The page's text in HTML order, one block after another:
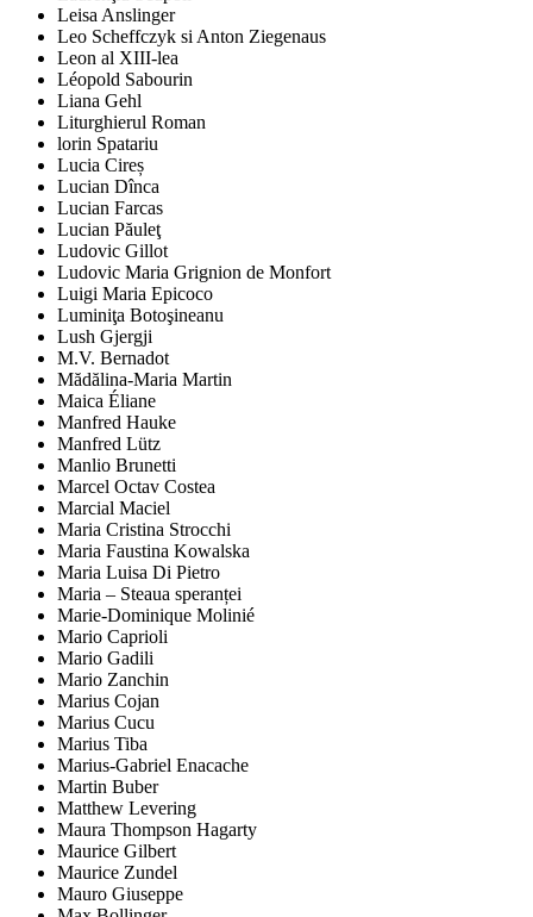
Leisa Anslinger
Leo Scheffczyk si Anton Ziegenaus
Leon al XIII-lea
Léopold Sabourin
Liana Gehl
Liturghierul Roman
lorin Spatariu
Lucia Cireș
Lucian Dînca
Lucian Farcas
Lucian Păuleţ
Ludovic Gillot
Ludovic Maria Grignion de Monfort
Luigi Maria Epicoco
Luminiţa Botoşineanu
Lush Gjergji
M.V. Bernadot
Mădălina-Maria Martin
Maica Éliane
Manfred Hauke
Manfred Lütz
Manlio Brunetti
Marcel Octav Costea
Marcial Maciel
Maria Cristina Strocchi
Maria Faustina Kowalska
Maria Luisa Di Pietro
Maria – Steaua speranței
Marie-Dominique Molinié
Mario Caprioli
Mario Gadili
Mario Zanchin
Marius Cojan
Marius Cucu
Marius Tiba
Marius-Gabriel Enacache
Martin Buber
Matthew Levering
Maura Thompson Hagarty
Maurice Gilbert
Maurice Zundel
Mauro Giuseppe